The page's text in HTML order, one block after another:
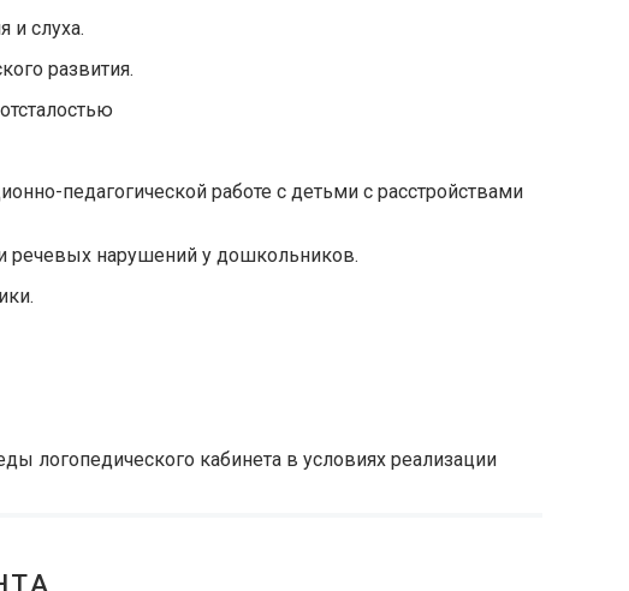
и слуха.
развития.
педагогической работе с детьми с расстройствами
речевых нарушений у дошкольников.
логопедического кабинета в условиях реализации